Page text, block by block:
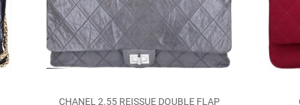
CHANEL 2.55 REISSUE DOUBLE FLAP